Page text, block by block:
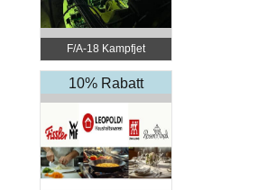
F/A-18 Kampfjet
Simulator Wien
10% Rabatt